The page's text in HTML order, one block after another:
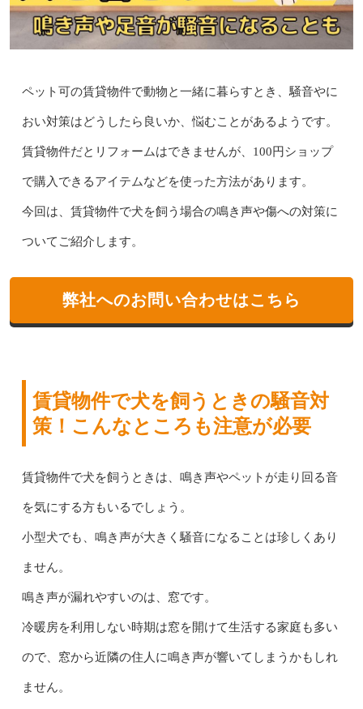
ペット可の賃貸物件で動物と一緒に暮らすとき、騒音やに
おい対策はどうしたら良いか、悩むことがあるようです。
賃貸物件だとリフォームはできませんが、100円ショップ
で購入できるアイテムなどを使った方法があります。
今回は、賃貸物件で犬を飼う場合の鳴き声や傷への対策に
ついてご紹介します。
弊社へのお問い合わせはこちら
賃貸物件で犬を飼うときの騒音対
策！こんなところも注意が必要
賃貸物件で犬を飼うときは、鳴き声やペットが走り回る音
を気にする方もいるでしょう。
小型犬でも、鳴き声が大きく騒音になることは珍しくあり
ません。
鳴き声が漏れやすいのは、窓です。
冷暖房を利用しない時期は窓を開けて生活する家庭も多い
ので、窓から近隣の住人に鳴き声が響いてしまうかもしれ
ません。